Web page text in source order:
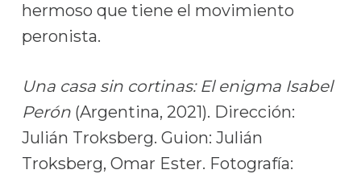
hermoso que tiene el movimiento
peronista.
Una casa sin cortinas: El enigma Isabel
Perón(Argentina, 2021). Dirección:
Julián Troksberg. Guion: Julián
Troksberg, Omar Ester. Fotografía: